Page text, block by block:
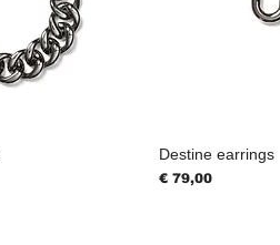
Destine earrings
Prijs
€ 79,00